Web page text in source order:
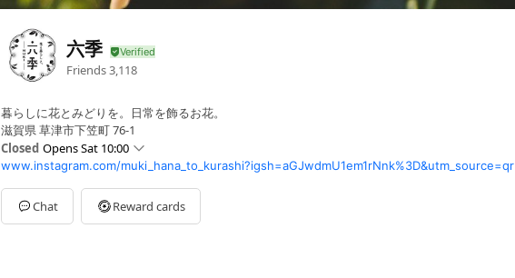
六季
Friends3,118
暮らしに花とみどりを。日常を飾るお花。
滋賀県 草津市下笠町 76-1
Closed Opens Sat 10:00
Sun10:00 - 18:00
Mon10:00 - 18:00
Tue10:00 - 18:00
Wed10:00 - 18:00
www.instagram.com/muki_hana_to_kurashi?igsh=aGJwdmU1em1rNnk%3D&utm_source=qr
Chat Reward cards